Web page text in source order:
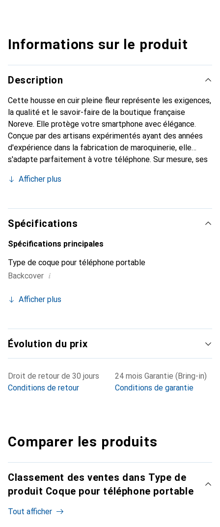
Informations sur le produit
Description
Cette housse en cuir pleine fleur représente les exigences,
la qualité et le savoir-faire de la boutique française
Noreve. Elle protège votre smartphone avec élégance.
Conçue par des artisans expérimentés ayant des années
d'expérience dans la fabrication de maroquinerie, elle
s'adapte parfaitement à votre téléphone. Sur mesure, ses
peau. Elle devient l'accessoire chic et indispensable pour
internationalement pour ses produits de haute qualité et
constitue un choix fiable pour une clientèle exigeante.
Afficher plus
Spécifications
Spécifications principales
Type de coque pour téléphone portable
Backcover i
Afficher plus
Évolution du prix
Droit de retour de 30 jours
Conditions de retour
24 mois Garantie (Bring-in)
Conditions de garantie
Comparer les produits
Classement des ventes dans Type de
produit Coque pour téléphone portable
Tout afficher